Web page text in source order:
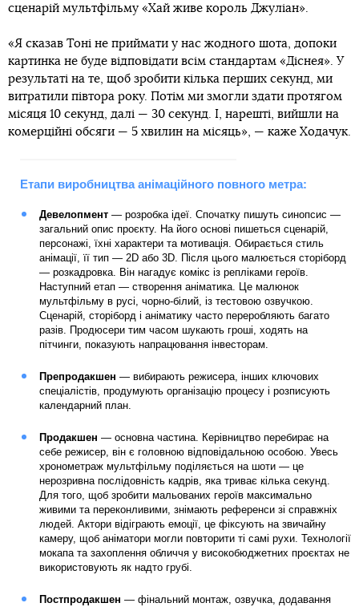
сценарій мультфільму «Хай живе король Джуліан».
«Я сказав Тоні не приймати у нас жодного шота, допоки
картинка не буде відповідати всім стандартам «Діснея». У
результаті на те, щоб зробити кілька перших секунд, ми
витратили півтора року. Потім ми змогли здати протягом
місяця 10 секунд, далі — 30 секунд. І, нарешті, вийшли на
комерційні обсяги — 5 хвилин на місяць», — каже Ходачук.
Етапи виробництва анімаційного повного метра:
Девелопмент — розробка ідеї. Спочатку пишуть синопсис —
загальний опис проєкту. На його основі пишеться сценарій,
персонажі, їхні характери та мотивація. Обирається стиль
анімації, її тип — 2D або 3D. Після цього малюється сторіборд
— розкадровка. Він нагадує комікс із репліками героїв.
Наступний етап — створення аніматика. Це малюнок
мультфільму в русі, чорно-білий, із тестовою озвучкою.
Сценарій, сторіборд і аніматику часто переробляють багато
разів. Продюсери тим часом шукають гроші, ходять на
пітчинги, показують напрацювання інвесторам.
Препродакшен — вибирають режисера, інших ключових
спеціалістів, продумують організацію процесу і розписують
календарний план.
Продакшен — основна частина. Керівництво перебирає на
себе режисер, він є головною відповідальною особою. Увесь
хронометраж мультфільму поділяється на шоти — це
нерозривна послідовність кадрів, яка триває кілька секунд.
Для того, щоб зробити мальованих героїв максимально
живими та переконливими, знімають референси зі справжніх
людей. Актори відіграють емоції, це фіксують на звичайну
камеру, щоб аніматори могли повторити ті самі рухи. Технології
мокапа та захоплення обличчя у високобюджетних проєктах не
використовують як надто грубі.
Постпродакшен — фінальний монтаж, озвучка, додавання